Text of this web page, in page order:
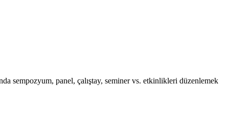
sempozyum, panel, çalıştay, seminer vs. etkinlikleri düzenlemek